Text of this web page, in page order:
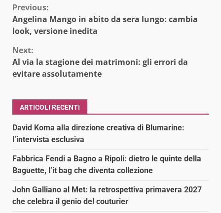
Continue
Reading
Previous:
Angelina Mango in abito da sera lungo: cambia
look, versione inedita
Next:
Al via la stagione dei matrimoni: gli errori da
evitare assolutamente
ARTICOLI RECENTI
David Koma alla direzione creativa di Blumarine:
l’intervista esclusiva
Fabbrica Fendi a Bagno a Ripoli: dietro le quinte della
Baguette, l’it bag che diventa collezione
John Galliano al Met: la retrospettiva primavera 2027
che celebra il genio del couturier